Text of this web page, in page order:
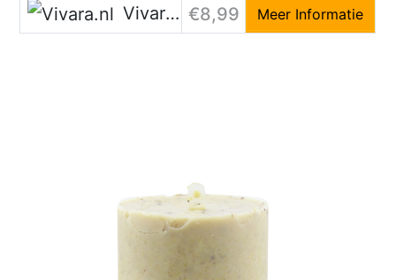
Vivara.nl €8,99 Meer Informatie